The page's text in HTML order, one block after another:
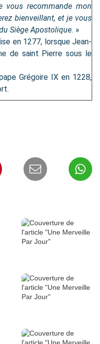
vous recommande mon
bienveillant, et je vous
Siège Apostolique. »
en 1277, lorsque Jean-
de saint Pierre sous le
Grégoire IX en 1228,